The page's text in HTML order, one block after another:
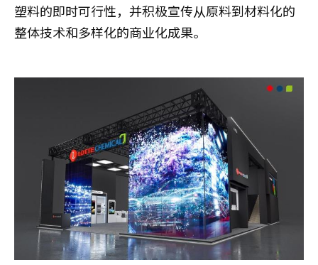
塑料的即时可行性，并积极宣传从原料到材料化的
整体技术和多样化的商业化成果。